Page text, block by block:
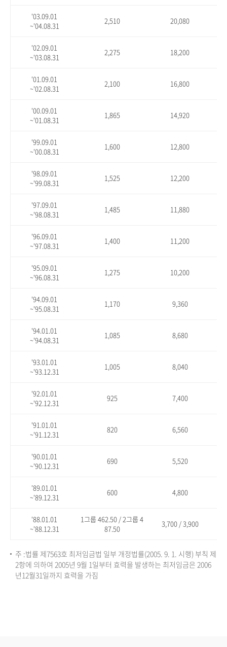
'03.09.01
~'04.08.31
2,510 20,080
'02.09.01
~'03.08.31
2,275 18,200
'01.09.01
~'02.08.31
2,100 16,800
'00.09.01
~'01.08.31
1,865 14,920
'99.09.01
~'00.08.31
1,600 12,800
'98.09.01
~'99.08.31
1,525 12,200
'97.09.01
~'98.08.31
1,485 11,880
'96.09.01
~'97.08.31
1,400 11,200
'95.09.01
~'96.08.31
1,275 10,200
'94.09.01
~'95.08.31
1,170 9,360
'94.01.01
~'94.08.31
1,085 8,680
'93.01.01
~'93.12.31
1,005 8,040
'92.01.01
~'92.12.31
925 7,400
'91.01.01
~'91.12.31
820 6,560
'90.01.01
~'90.12.31
690 5,520
'89.01.01
~'89.12.31
600 4,800
'88.01.01
~'88.12.31
1그룹 462.50 / 2그룹 4
87.50
3,700 / 3,900
주 :법률 제7563호 최저임금법 일부 개정법률(2005. 9. 1. 시행) 부칙 제
2항에 의하여 2005년 9월 1일부터 효력을 발생하는 최저임금은 2006
년12월31일까지 효력을 가짐